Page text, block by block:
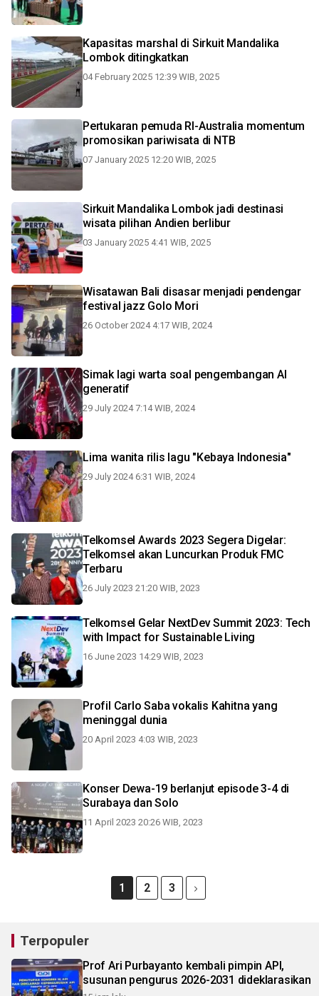
Kapasitas marshal di Sirkuit Mandalika
Lombok ditingkatkan
04 February 2025 12:39 WIB, 2025
Pertukaran pemuda RI-Australia momentum
promosikan pariwisata di NTB
07 January 2025 12:20 WIB, 2025
Sirkuit Mandalika Lombok jadi destinasi
wisata pilihan Andien berlibur
03 January 2025 4:41 WIB, 2025
Wisatawan Bali disasar menjadi pendengar
festival jazz Golo Mori
26 October 2024 4:17 WIB, 2024
Simak lagi warta soal pengembangan AI
generatif
29 July 2024 7:14 WIB, 2024
Lima wanita rilis lagu "Kebaya Indonesia"
29 July 2024 6:31 WIB, 2024
Telkomsel Awards 2023 Segera Digelar:
Telkomsel akan Luncurkan Produk FMC
Terbaru
26 July 2023 21:20 WIB, 2023
Telkomsel Gelar NextDev Summit 2023: Tech
with Impact for Sustainable Living
16 June 2023 14:29 WIB, 2023
Profil Carlo Saba vokalis Kahitna yang
meninggal dunia
20 April 2023 4:03 WIB, 2023
Konser Dewa-19 berlanjut episode 3-4 di
Surabaya dan Solo
11 April 2023 20:26 WIB, 2023
1 2 3
Terpopuler
Prof Ari Purbayanto kembali pimpin API,
susunan pengurus 2026-2031 dideklarasikan